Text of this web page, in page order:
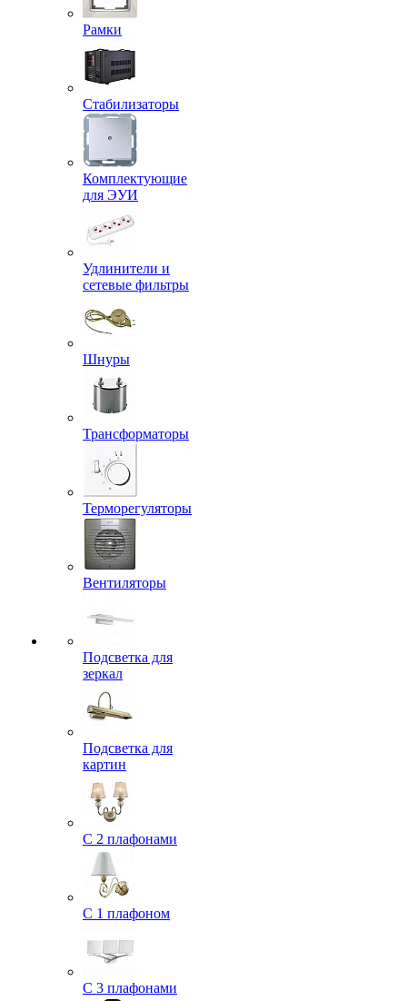
Рамки
Стабилизаторы
Комплектующие
для ЭУИ
Удлинители и
сетевые фильтры
Шнуры
Трансформаторы
Терморегуляторы
Вентиляторы
Подсветка для
зеркал
Подсветка для
картин
С 2 плафонами
С 1 плафоном
С 3 плафонами